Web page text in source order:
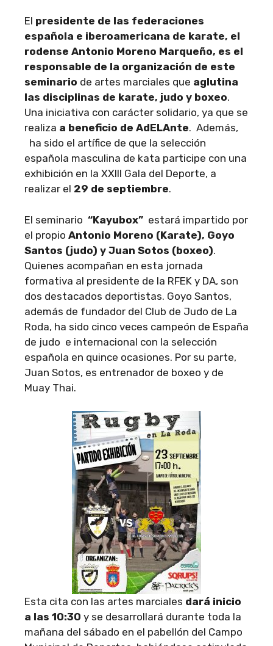
El presidente de las federaciones
española e iberoamericana de karate, el
rodense Antonio Moreno Marqueño, es el
responsable de la organización de este
seminario de artes marciales que aglutina
las disciplinas de karate, judo y boxeo.
Una iniciativa con carácter solidario, ya que se
realiza a beneficio de AdELAnte. Además,
ha sido el artífice de que la selección
española masculina de kata participe con una
exhibición en la XXIII Gala del Deporte, a
realizar el 29 de septiembre.
El seminario “Kayubox” estará impartido por
el propio Antonio Moreno (Karate), Goyo
Santos (judo) y Juan Sotos (boxeo).
Quienes acompañan en esta jornada
formativa al presidente de la RFEK y DA, son
dos destacados deportistas. Goyo Santos,
además de fundador del Club de Judo de La
Roda, ha sido cinco veces campeón de España
de judo e internacional con la selección
española en quince ocasiones. Por su parte,
Juan Sotos, es entrenador de boxeo y de
Muay Thai.
Esta cita con las artes marciales dará inicio
a las 10:30 y se desarrollará durante toda la
mañana del sábado en el pabellón del Campo